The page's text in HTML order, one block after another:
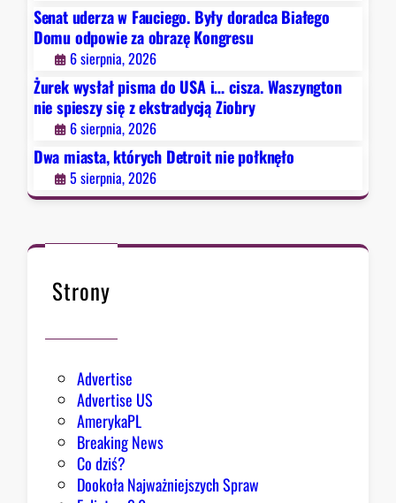
o
k
Senat uderza w Fauciego. Były doradca Białego
Domu odpowie za obrazę Kongresu
6 sierpnia, 2026
Żurek wysłał pisma do USA i… cisza. Waszyngton
nie spieszy się z ekstradycją Ziobry
6 sierpnia, 2026
Dwa miasta, których Detroit nie połknęło
5 sierpnia, 2026
Strony
Advertise
Advertise US
AmerykaPL
Breaking News
Co dziś?
Dookoła Najważniejszych Spraw